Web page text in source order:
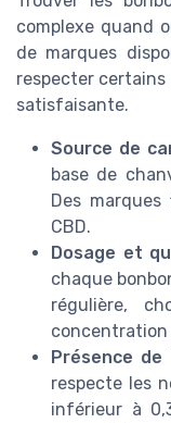
complexe quand
de marques
respecter
satisfaisante.
Source de
base de
Des
CBD.
Dosage et
chaque
régulière,
concentration
Présence de
respecte les
inférieur à